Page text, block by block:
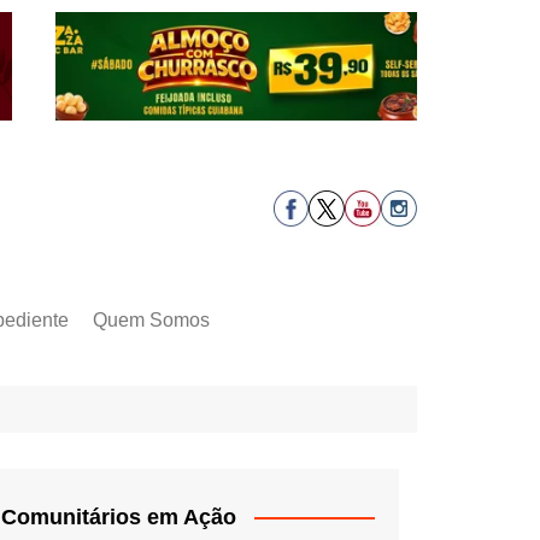
Quem Somos
Comunitários em Ação